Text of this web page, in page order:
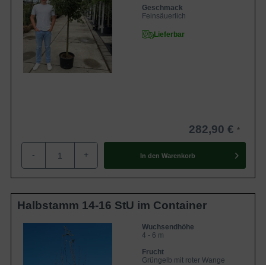
Geschmack
Feinsäuerlich
Lieferbar
282,90 €
- + In den Warenkorb
Halbstamm 14-16 StU im Container
Wuchsendhöhe
4 - 6 m
Frucht
Grüngelb mit roter Wange